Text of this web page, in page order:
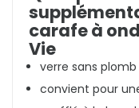
carafe à
Vie
verre sans plomb
convient pour